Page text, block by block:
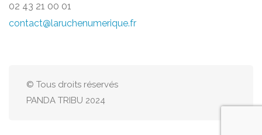
02 43 21 00 01
contact@laruchenumerique.fr
© Tous droits réservés
PANDA TRIBU 2024